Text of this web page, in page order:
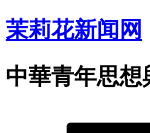
茉莉花新闻网
中華青年思